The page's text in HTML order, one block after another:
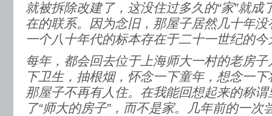
就被拆除改建了，这没住过多久的“家”就成
在的联系。因为念旧，那屋子居然几十年
一个八十年代的标本存在于二十一世纪的今
每年，都会回去位于上海师大一村的老房
下卫生，抽根烟，怀念一下童年，想念一
那屋子不再有人住。在我能回想起来的称
了“师大的房子”，而不是家。几年前的一次